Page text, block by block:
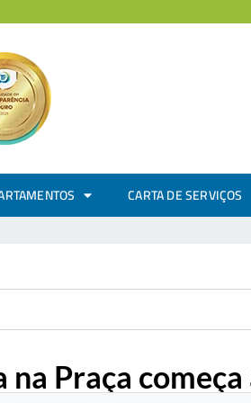
CARTA DE SERVIÇOS
Praça